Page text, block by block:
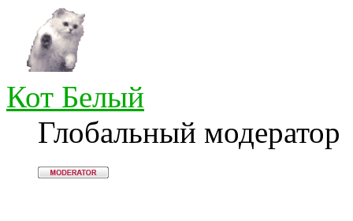
Кот Белый
Глобальный модератор